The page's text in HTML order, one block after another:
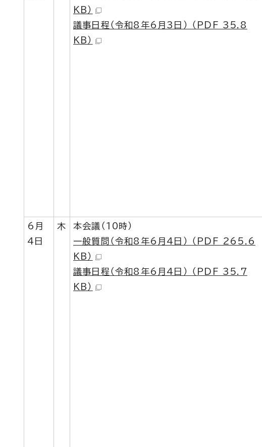
KB）
議事日程（令和8年6月3日） （PDF 35.8
KB）
6月
4日
木
本会議（10時）
一般質問（令和8年6月4日） （PDF 265.6
KB）
議事日程（令和8年6月4日） （PDF 35.7
KB）